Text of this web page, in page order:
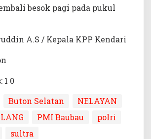
besok pagi pada pukul
A.S / Kepala KPP Kendari
1 0
Buton Selatan
NELAYAN
PMI Baubau
polri
sultra